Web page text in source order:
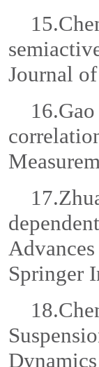
15.
Journal
16.
17.
Springer
18.